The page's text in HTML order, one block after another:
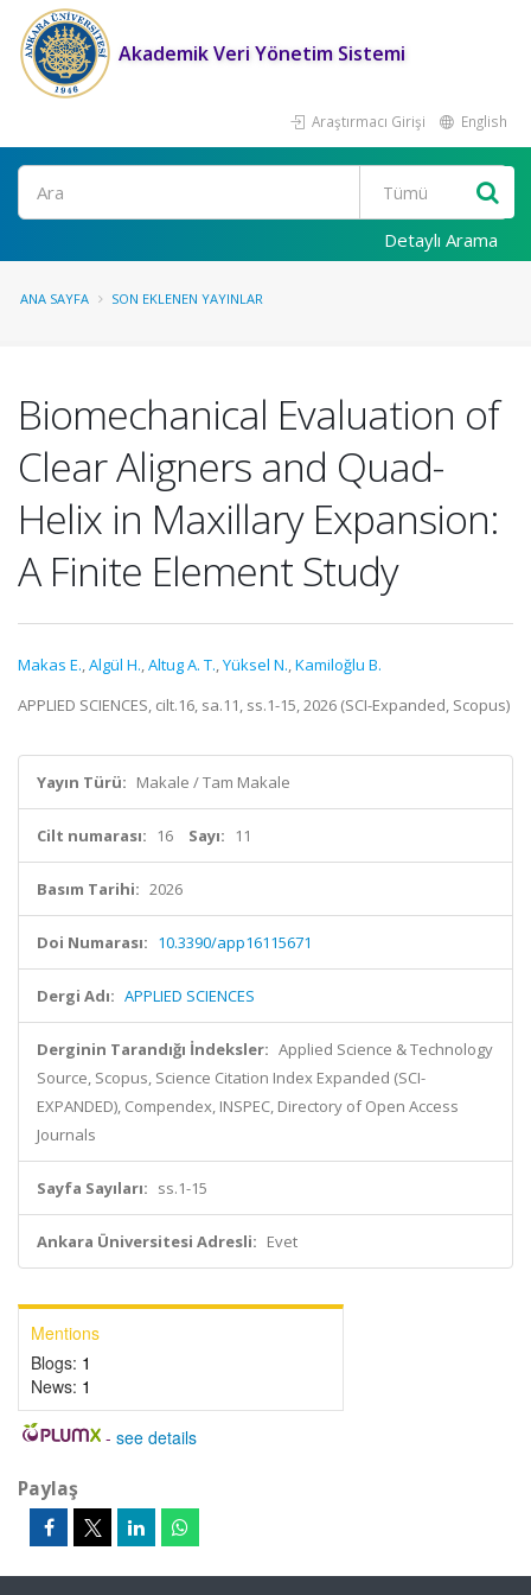
Akademik Veri Yönetim Sistemi
Araştırmacı Girişi English
Ara
Detaylı Arama
ANA SAYFA SON EKLENEN YAYINLAR
Biomechanical Evaluation of
Clear Aligners and Quad-
Helix in Maxillary Expansion:
A Finite Element Study
Makas E.,Algül H.,Altug A. T.,Yüksel N.,Kamiloğlu B.
APPLIED SCIENCES, cilt.16, sa.11, ss.1-15, 2026 (SCI-Expanded, Scopus)
Yayın Türü: Makale / Tam Makale
Cilt numarası: 16 Sayı: 11
Basım Tarihi: 2026
Doi Numarası: 10.3390/app16115671
Dergi Adı: APPLIED SCIENCES
Derginin Tarandığı İndeksler: Applied Science & Technology
Source, Scopus, Science Citation Index Expanded (SCI-
EXPANDED), Compendex, INSPEC, Directory of Open Access
Journals
Sayfa Sayıları: ss.1-15
Ankara Üniversitesi Adresli: Evet
Mentions
Blogs: 1
News: 1
- see details
Paylaş